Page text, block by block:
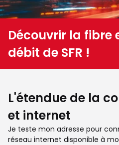
Découvrir la fibre
débit de SFR !
L'étendue de la
et internet
Je teste mon adresse pour
réseau internet disponible à